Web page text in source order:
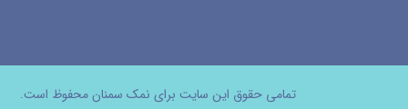
تمامی حقوق این سایت برای نمک سمنان محفوظ است.